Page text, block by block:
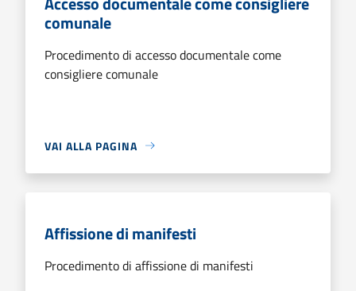
comunale
Procedimento di accesso documentale come
consigliere comunale
VAI ALLA PAGINA
Affissione di manifesti
Procedimento di affissione di manifesti